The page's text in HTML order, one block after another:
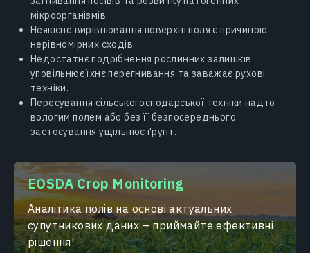
мікроорганізмів.
Неякісне вирівнювання поверхні поля є причиною
нерівномірних сходів.
Недостатнє подрібнення рослинних залишків
уповільнює їхнє перегнивання та заважає рухові
техніки.
Пересування сільськогосподарської техніки надто
вологим полем або без її безпосереднього
застосування ущільнює ґрунт.
EOSDA Crop Monitoring
Аналітика полів на основі актуальних
супутникових даних – приймайте ефективні
рішення!